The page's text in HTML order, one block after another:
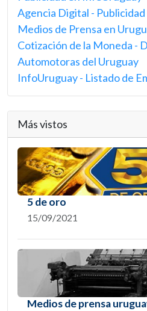
Agencia Digital -
Medios de Prensa en
Cotización de la Moneda -
Automotoras del Uruguay
InfoUruguay - Listado de
Más vistos
5 de oro
15/09/2021
Medios de prensa